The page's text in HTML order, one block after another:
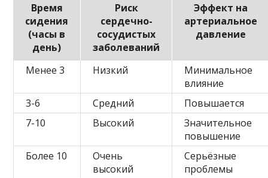
Время
сидения
(часы в
день)
Риск
сердечно-
сосудистых
заболеваний
Эффект на
артериальное
давление
Менее 3 Низкий
Минимальное
влияние
3-6
Средний
Повышается
7-10
Высокий
Значительное
повышение
Более 10
Очень
высокий
Серьёзные
проблемы